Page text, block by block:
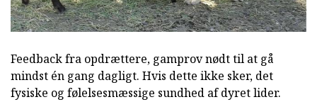
Feedback fra opdrættere, gamprov nødt til at gå
mindst én gang dagligt. Hvis dette ikke sker, det
fysiske og følelsesmæssige sundhed af dyret lider.